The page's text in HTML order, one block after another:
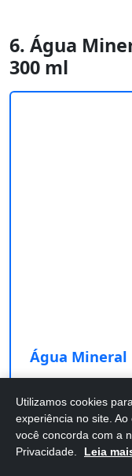
6. Água
300 ml
Água Mineral
diretamente na
Utilizamos cookies
experiência no site. Ao
você concorda com a
Privacidade.
Leia